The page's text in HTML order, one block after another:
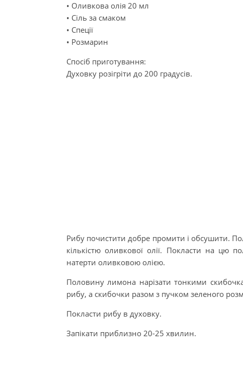
• Оливкова олія 20 мл
• Сіль за смаком
• Спеції
• Розмарин
Спосіб приготування:
Духовку розігріти до 200 градусів.
Рибу почистити добре промити і обсушити.
кількістю оливкової олії. Покласти на цю
натерти оливковою олією.
Половину лимона нарізати тонкими
рибу, а скибочки разом з пучком зеленого
Покласти рибу в духовку.
Запікати приблизно 20-25 хвилин.